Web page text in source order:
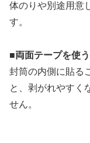
体のりや別途用意
す。
■両面テープを使う
封筒の内側に貼る
と、剥がれやすく
せん。